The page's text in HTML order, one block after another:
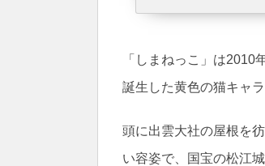
「しまねっこ」は
誕生した黄色の猫キャラ
頭に出雲大社の屋根を
い容姿で、国宝の松江